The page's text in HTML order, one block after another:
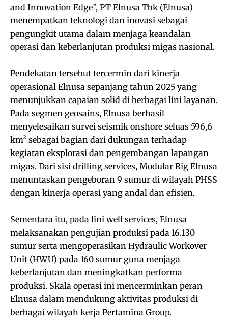
and Innovation Edge”, PT Elnusa Tbk (Elnusa)
menempatkan teknologi dan inovasi sebagai
pengungkit utama dalam menjaga keandalan
operasi dan keberlanjutan produksi migas nasional.
Pendekatan tersebut tercermin dari kinerja
operasional Elnusa sepanjang tahun 2025 yang
menunjukkan capaian solid di berbagai lini layanan.
Pada segmen geosains, Elnusa berhasil
menyelesaikan survei seismik onshore seluas 596,6
km² sebagai bagian dari dukungan terhadap
kegiatan eksplorasi dan pengembangan lapangan
migas. Dari sisi drilling services, Modular Rig Elnusa
menuntaskan pengeboran 9 sumur di wilayah PHSS
dengan kinerja operasi yang andal dan efisien.
Sementara itu, pada lini well services, Elnusa
melaksanakan pengujian produksi pada 16.130
sumur serta mengoperasikan Hydraulic Workover
Unit (HWU) pada 160 sumur guna menjaga
keberlanjutan dan meningkatkan performa
produksi. Skala operasi ini mencerminkan peran
Elnusa dalam mendukung aktivitas produksi di
berbagai wilayah kerja Pertamina Group.